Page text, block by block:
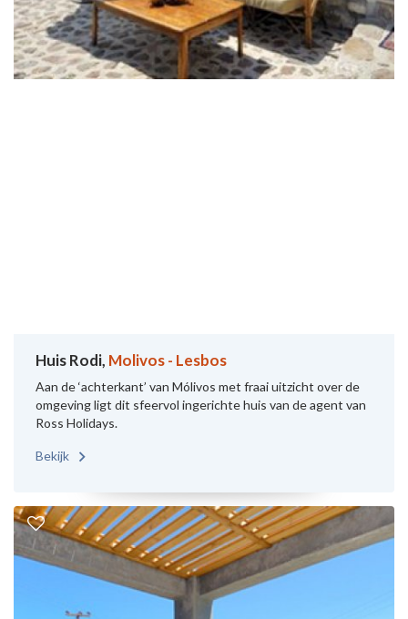
Huis Rodi, Molivos - Lesbos
Aan de ‘achterkant’ van Mólivos met fraai uitzicht over de
omgeving ligt dit sfeervol ingerichte huis van de agent van
Ross Holidays.
Bekijk